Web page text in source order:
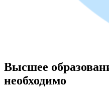
Высшее
необходимо​